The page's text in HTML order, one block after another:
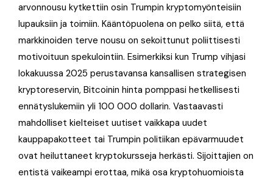
arvonnousu kytkettiin osin Trumpin kryptomyönteisiin
lupauksiin ja toimiin. Kääntöpuolena on pelko siitä, että
markkinoiden terve nousu on sekoittunut poliittisesti
motivoituun spekulointiin. Esimerkiksi kun Trump vihjasi
lokakuussa 2025 perustavansa kansallisen strategisen
kryptoreservin, Bitcoinin hinta pomppasi hetkellisesti
ennätyslukemiin yli 100 000 dollarin. Vastaavasti
mahdolliset kielteiset uutiset vaikkapa uudet
kauppapakotteet tai Trumpin politiikan epävarmuudet
ovat heiluttaneet kryptokursseja herkästi. Sijoittajien on
entistä vaikeampi erottaa, mikä osa kryptohuomioista